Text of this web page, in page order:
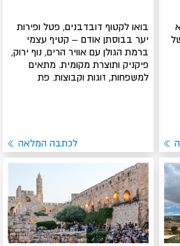
בואו לקטוף דובדבנים, פטל ופירות
יער בבוסתן אודם – קטיף עצמי
ברמת הגולן עם אוויר הרים, נוף ירוק,
פיקניק ותוצרת מקומית. מתאים
למשפחות, זוגות וקבוצות. פת
לכתבה המלאה